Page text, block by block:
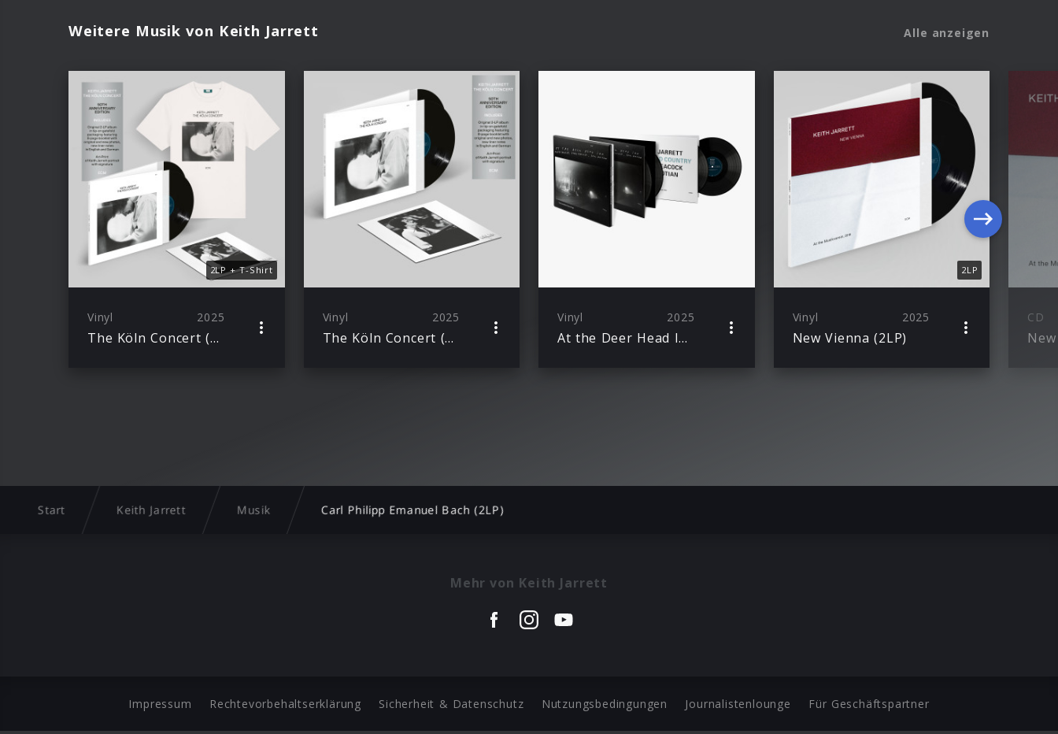
Weitere Musik von Keith Jarrett Alle anzeigen
2LP + T-Shirt
Vinyl 2025
The Köln Concert (50th Anniversary) Ltd. Ed. 2LP + Excl. T-Shirt
Vinyl 2025
The Köln Concert (50th Anniversary) Ltd. Ed. 2LP
Vinyl 2025
At the Deer Head Inn – The Complete Recordings (Limited Edition)
2LP
Vinyl 2025
New Vienna (2LP)
CD
Start Keith Jarrett Musik Carl Philipp Emanuel Bach (2LP)
Mehr von Keith Jarrett
Impressum Rechtevorbehaltserklärung Sicherheit & Datenschutz Nutzungsbedingungen Journalistenlounge Für Geschäftspartner